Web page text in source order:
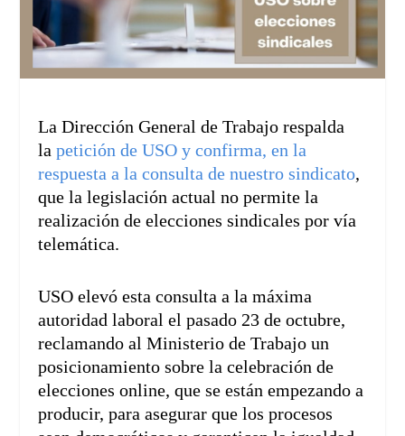
La Dirección General de Trabajo respalda
lapetición de USO y confirma, en la
respuesta a la consulta de nuestro sindicato,
que la legislación actual no permite la
realización de elecciones sindicales por vía
telemática.
USO elevó esta consulta a la máxima
autoridad laboral el pasado 23 de octubre,
reclamando al Ministerio de Trabajo un
posicionamiento sobre la celebración de
elecciones online, que se están empezando a
producir, para asegurar que los procesos